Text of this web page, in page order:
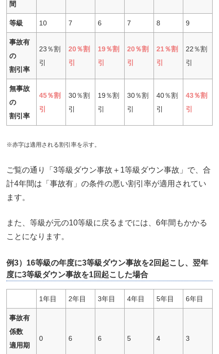
間
等級 10 7 6 7 8 9
事故有
の
割引率
23％割
引
20％割
引
19％割
引
20％割
引
21％割
引
22％割
引
無事故
の
割引率
45％割
引
30％割
引
19％割
引
30％割
引
40％割
引
43％割
引
※赤字は適用される割引率を示す。
ご覧の通り「3等級ダウン事故＋1等級ダウン事故」で、合
計4年間は「事故有」の条件の悪い割引率が適用されてい
ます。
また、等級が元の10等級に戻るまでには、6年間もかかる
ことになります。
例3）16等級の年度に3等級ダウン事故を2回起こし、翌年
度に3等級ダウン事故を1回起こした場合
1年目 2年目 3年目 4年目 5年目 6年目
事故有
係数
適用期
0 6 6 5 4 3